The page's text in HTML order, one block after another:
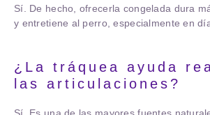
Sí. De hecho, ofrecerla congelada dura
y entretiene al perro, especialmente en
¿La tráquea ayuda
las articulaciones?